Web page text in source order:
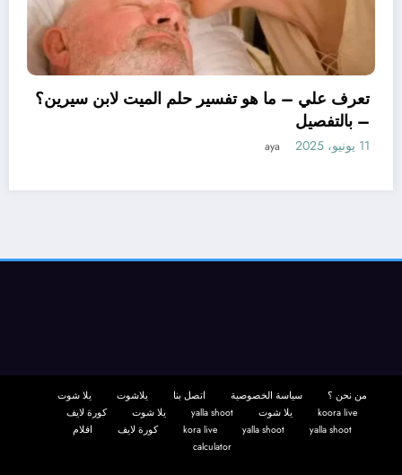
تعرف علي
ما هو تأويل ابن سيرين لتفسير حلم
اتصل بنا